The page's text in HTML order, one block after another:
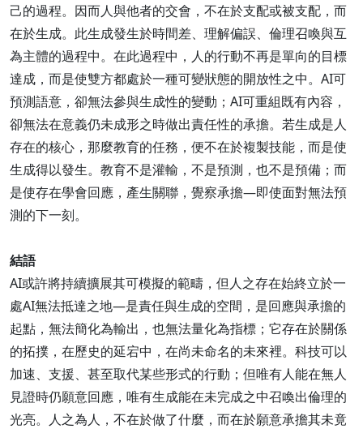
己的過程。因而人與他者的交會，不在於支配或被支配，而
在於生成。此生成發生於時間差、理解偏誤、倫理召喚與互
為主體的過程中。在此過程中，人的行動不再是單向的目標
達成，而是使雙方都處於一種可變狀態的開放性之中。AI可
預測語意，卻無法參與生成性的變動；AI可重組既有內容，
卻無法在意義仍未成形之時做出責任性的承擔。若生成是人
存在的核心，那麼教育的任務，便不在於複製技能，而是使
生成得以發生。教育不是灌輸，不是預測，也不是預備；而
是使存在學會回應，產生關聯，覺察承擔—即使面對無法預
測的下一刻。
結語
AI或許將持續擴展其可模擬的範疇，但人之存在始終立於一
處AI無法抵達之地—是責任與生成的空間，是回應與承擔的
起點，無法簡化為輸出，也無法量化為指標；它存在於關係
的拓撲，在歷史的延宕中，在尚未命名的未來裡。科技可以
加速、支援、甚至取代某些形式的行動；但唯有人能在無人
見證時仍願意回應，唯有生成能在未完成之中召喚出倫理的
光亮。人之為人，不在於做了什麼，而在於願意承擔其未竟